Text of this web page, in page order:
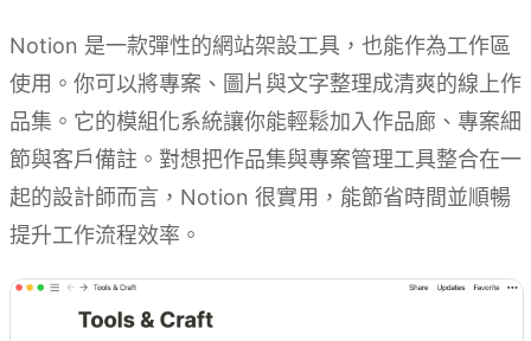
Notion 是一款彈性的網站架設工具，也能作為工作區
使用。你可以將專案、圖片與文字整理成清爽的線上作
品集。它的模組化系統讓你能輕鬆加入作品廊、專案細
節與客戶備註。對想把作品集與專案管理工具整合在一
起的設計師而言，Notion 很實用，能節省時間並順暢
提升工作流程效率。